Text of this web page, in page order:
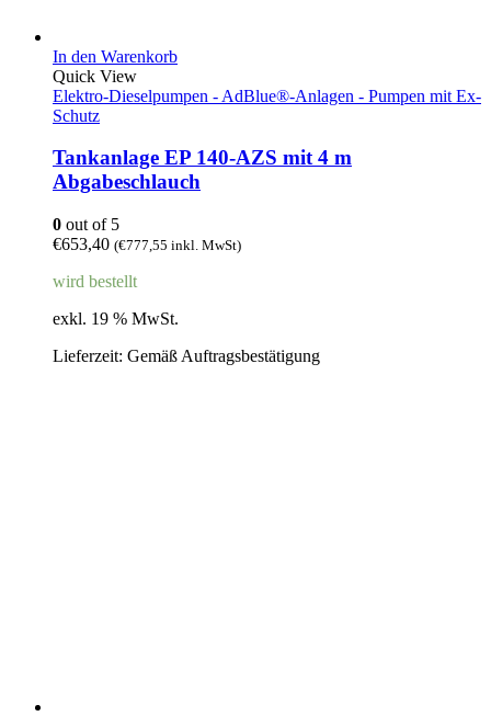
In den Warenkorb
Quick View
Elektro-Dieselpumpen - AdBlue®-Anlagen - Pumpen mit Ex-
Schutz
Tankanlage EP 140-AZS mit 4 m
Abgabeschlauch
0 out of 5
€653,40 (€777,55 inkl. MwSt)
wird bestellt
exkl. 19 % MwSt.
Lieferzeit: Gemäß Auftragsbestätigung